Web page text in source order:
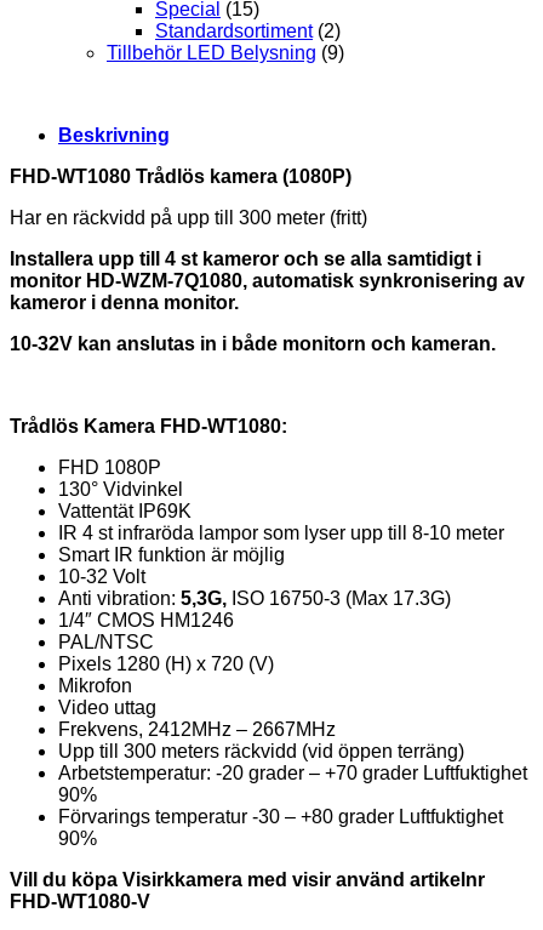
Special (15)
Standardsortiment (2)
Tillbehör LED Belysning (9)
Beskrivning
FHD-WT1080 Trådlös kamera (1080P)
Har en räckvidd på upp till 300 meter (fritt)
Installera upp till 4 st kameror och se alla samtidigt i
monitor HD-WZM-7Q1080, automatisk synkronisering av
kameror i denna monitor.
10-32V kan anslutas in i både monitorn och kameran.
Trådlös Kamera FHD-WT1080:
FHD 1080P
130° Vidvinkel
Vattentät IP69K
IR 4 st infraröda lampor som lyser upp till 8-10 meter
Smart IR funktion är möjlig
10-32 Volt
Anti vibration: 5,3G, ISO 16750-3 (Max 17.3G)
1/4″ CMOS HM1246
PAL/NTSC
Pixels 1280 (H) x 720 (V)
Mikrofon
Video uttag
Frekvens, 2412MHz – 2667MHz
Upp till 300 meters räckvidd (vid öppen terräng)
Arbetstemperatur: -20 grader – +70 grader Luftfuktighet
90%
Förvarings temperatur -30 – +80 grader Luftfuktighet
90%
Vill du köpa Visirkkamera med visir använd artikelnr
FHD-WT1080-V